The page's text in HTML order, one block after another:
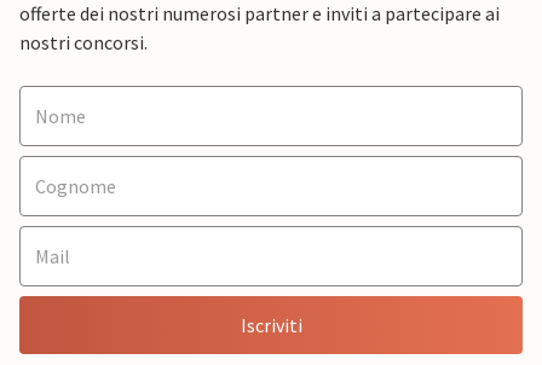
offerte dei nostri numerosi partner e inviti a partecipare ai
nostri concorsi.
Iscriviti